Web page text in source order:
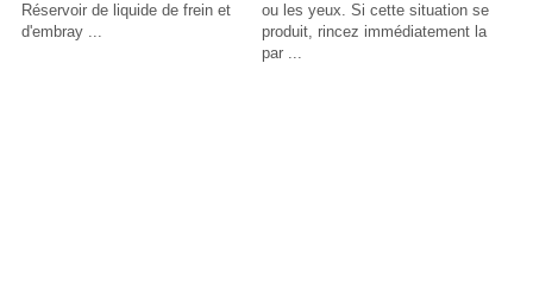
Réservoir de liquide de frein et
d'embray ...
ou les yeux. Si cette situation se
produit, rincez immédiatement la
par ...